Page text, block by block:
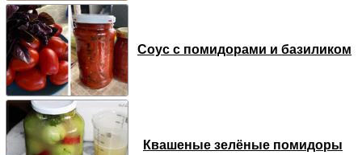
Соус с помидорами и базиликом
Квашеные зелёные помидоры